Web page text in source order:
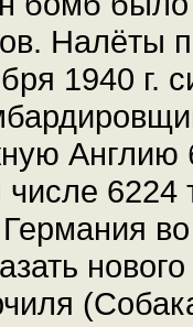
Налёты
1940 г.
Англию
числе
Германия